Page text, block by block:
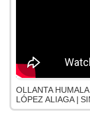
OLLANTA
LÓPEZ ALIAGA |